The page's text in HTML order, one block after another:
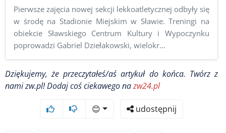
Pierwsze zajęcia nowej sekcji lekkoatletycznej odbyły się
w środę na Stadionie Miejskim w Sławie. Treningi na
obiekcie Sławskiego Centrum Kultury i Wypoczynku
poprowadzi Gabriel Dziełakowski, wielokr…
Dziękujemy, że przeczytałeś/aś artykuł do końca. Twórz z
nami zw.pl! Dodaj coś ciekawego nazw24.pl
😊 udostępnij